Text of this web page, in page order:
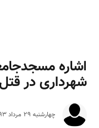
اشاره
شهرداری در
چهارشنبه ۲۹ مرداد ۱۳۹۳